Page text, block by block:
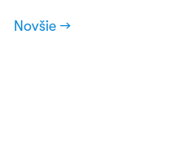
Novšie →